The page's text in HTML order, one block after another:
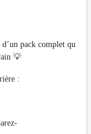
pack complet qu
💡
: